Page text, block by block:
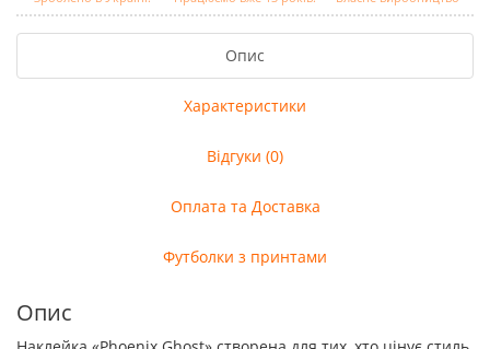
Опис
Характеристики
Відгуки (0)
Оплата та Доставка
Футболки з принтами
Опис